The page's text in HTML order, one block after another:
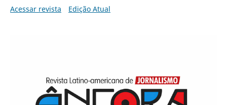
Acessar revista
Edição Atual